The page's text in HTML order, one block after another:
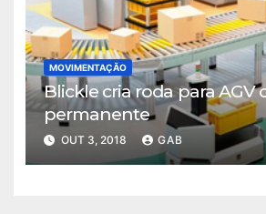
MOVIMENTAÇÃO
Blickle cria roda para AGV
permanente
OUT 3, 2018 GAB